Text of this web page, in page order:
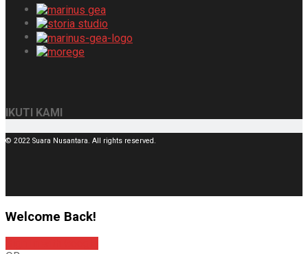
IKUTI KAMI
© 2022 Suara Nusantara. All rights reserved.
Welcome Back!